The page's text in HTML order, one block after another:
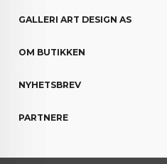
GALLERI ART DESIGN AS
OM BUTIKKEN
NYHETSBREV
PARTNERE